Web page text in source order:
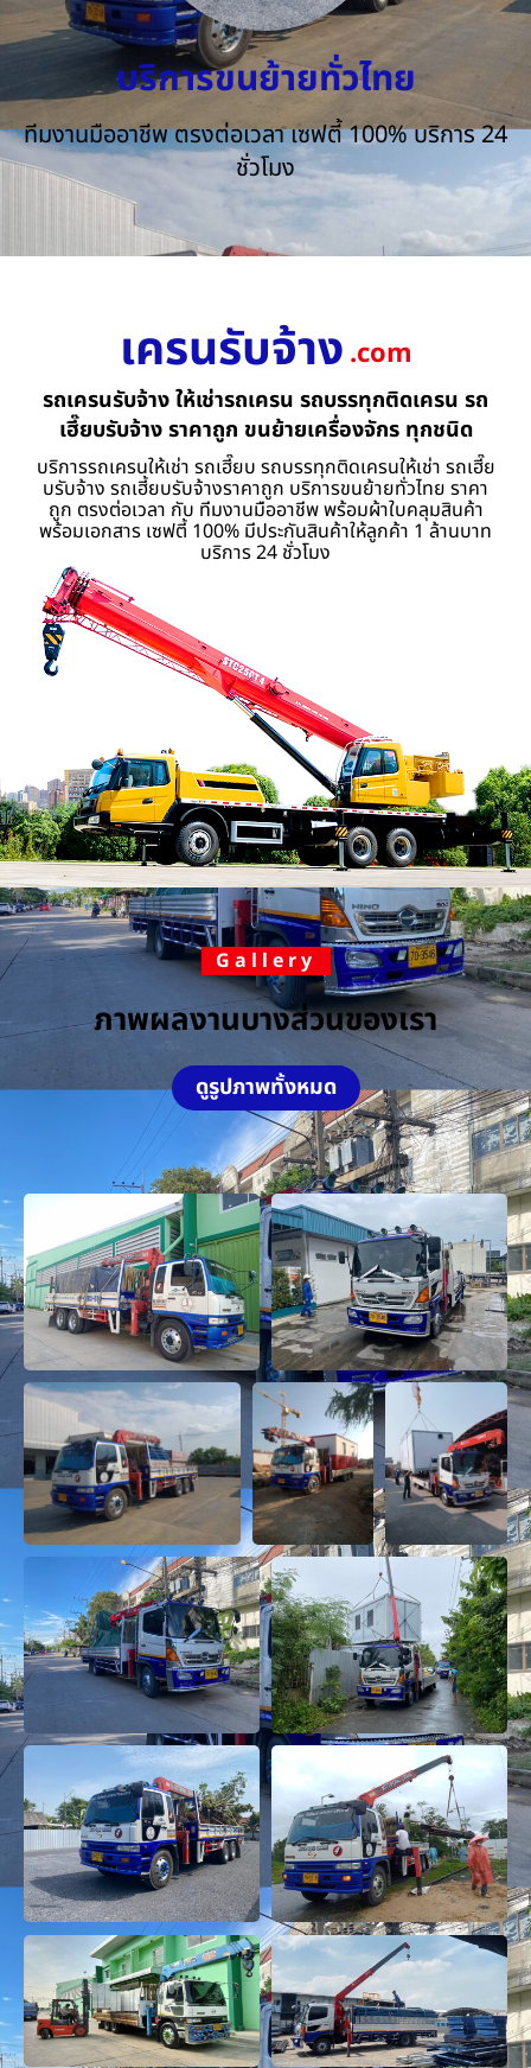
บริการขนย้ายทั่วไทย
ทีมงานมืออาชีพ ตรงต่อเวลา เซฟตี้ 100% บริการ 24
ชั่วโมง
เครนรับจ้าง .com
รถเครนรับจ้าง ให้เช่ารถเครน รถบรรทุกติดเครน รถ
เฮี๊ยบรับจ้าง ราคาถูก ขนย้ายเครื่องจักร ทุกชนิด
บริการรถเครนให้เช่า รถเฮี๊ยบ รถบรรทุกติดเครนให้เช่า รถเฮี๊ย
บรับจ้าง รถเฮี้ยบรับจ้างราคาถูก บริการขนย้ายทั่วไทย ราคา
ถูก ตรงต่อเวลา กับ ทีมงานมืออาชีพ พร้อมผ้าใบคลุมสินค้า
พร้อมเอกสาร เซฟตี้ 100% มีประกันสินค้าให้ลูกค้า 1 ล้านบาท
บริการ 24 ชั่วโมง
Gallery
ภาพผลงานบางส่วนของเรา
ดูรูปภาพทั้งหมด